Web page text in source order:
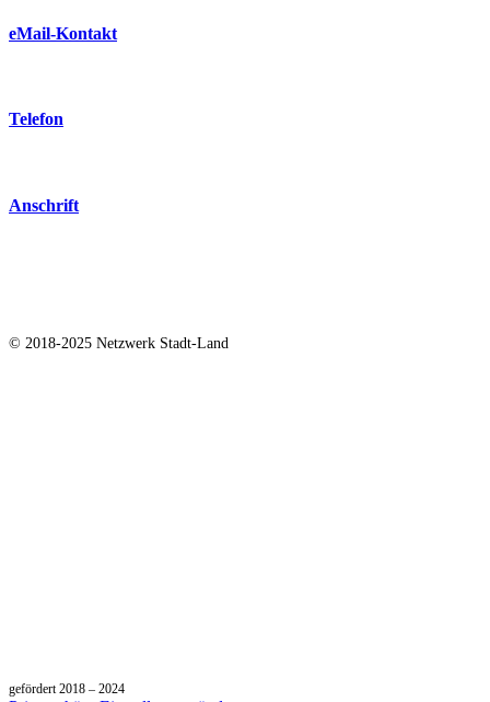
eMail-Kontakt
Telefon
Anschrift
© 2018-2025 Netzwerk Stadt-Land
gefördert 2018 – 2024